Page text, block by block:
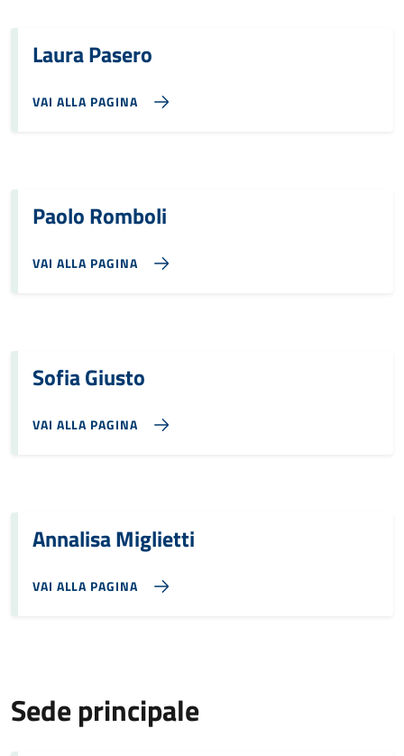
Laura Pasero
VAI ALLA PAGINA
Paolo Romboli
VAI ALLA PAGINA
Sofia Giusto
VAI ALLA PAGINA
Annalisa Miglietti
VAI ALLA PAGINA
Sede principale